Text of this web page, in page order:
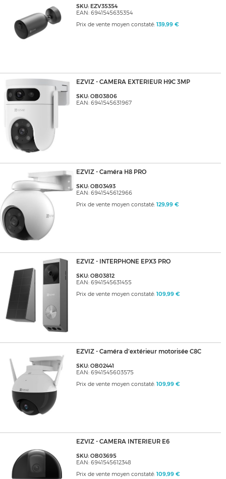
SKU: EZV35354
EAN: 6941545635354
Prix de vente moyen constaté: 139,99 €
EZVIZ - CAMERA EXTERIEUR H9C 3MP
SKU: OB03806
EAN: 6941545631967
EZVIZ - Caméra H8 PRO
SKU: OB03493
EAN: 6941545612966
Prix de vente moyen constaté: 129,99 €
EZVIZ - INTERPHONE EPX3 PRO
SKU: OB03812
EAN: 6941545631455
Prix de vente moyen constaté: 109,99 €
EZVIZ - Caméra d'extérieur motorisée C8C
SKU: OB02441
EAN: 6941545603575
Prix de vente moyen constaté: 109,99 €
EZVIZ - CAMERA INTERIEUR E6
SKU: OB03695
EAN: 6941545612348
Prix de vente moyen constaté: 109,99 €